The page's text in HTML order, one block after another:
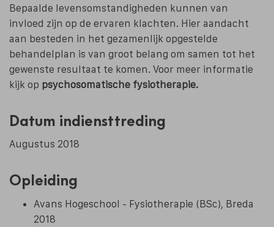
Bepaalde levensomstandigheden kunnen van
invloed zijn op de ervaren klachten. Hier aandacht
aan besteden in het gezamenlijk opgestelde
behandelplan is van groot belang om samen tot het
gewenste resultaat te komen. Voor meer informatie
kijk op psychosomatische fysiotherapie.
Datum indiensttreding
Augustus 2018
Opleiding
Avans Hogeschool - Fysiotherapie (BSc), Breda
2018